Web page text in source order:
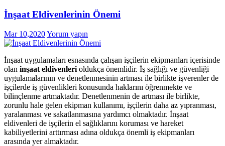
İnşaat Eldivenlerinin Önemi
Mar 10,2020Yorum yapın
İnşaat uygulamaları esnasında çalışan işçilerin ekipmanları içerisinde
olan inşaat eldivenleri oldukça önemlidir. İş sağlığı ve güvenliği
uygulamalarının ve denetlenmesinin artması ile birlikte işverenler de
işçilerde iş güvenlikleri konusunda haklarını öğrenmekte ve
bilinçlenme artmaktadır. Denetlenmenin de artması ile birlikte,
zorunlu hale gelen ekipman kullanımı, işçilerin daha az yıpranması,
yaralanması ve sakatlanmasına yardımcı olmaktadır. İnşaat
eldivenleri de işçilerin el sağlıklarını koruması ve hareket
kabiliyetlerini arttırması adına oldukça önemli iş ekipmanları
arasında yer almaktadır.